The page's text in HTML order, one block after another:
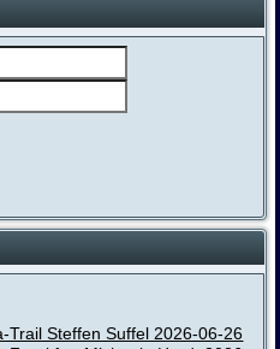
Trail Steffen Suffel 2026-06-26